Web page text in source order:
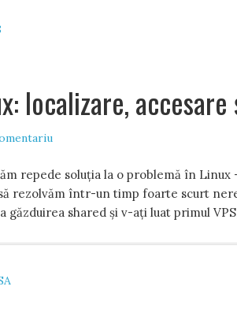
localizare,
repede soluția la o problemă în
rezolvăm într-un timp foarte scurt
shared și v-ați luat primul